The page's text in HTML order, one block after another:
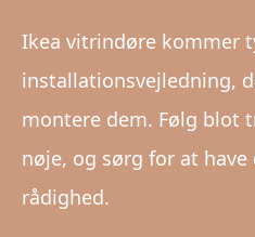
Ikea vitrindøre kommer
installationsvejledning,
montere dem. Følg blot
nøje, og sørg for at
rådighed.